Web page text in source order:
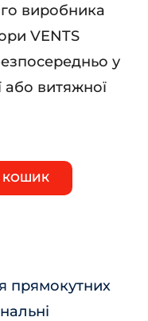
виробника
VENTS
у
або витяжної
КОШИК
прямокутних